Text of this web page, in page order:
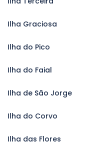
Ilha Graciosa
Ilha do Pico
Ilha do Faial
Ilha de São Jorge
Ilha do Corvo
Ilha das Flores